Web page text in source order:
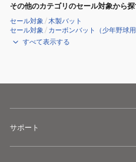
その他のカテゴリのセール対象から
セール対象 /木製バット
セール対象 / カーボンバット（少年野球用
すべて表示する
サポート